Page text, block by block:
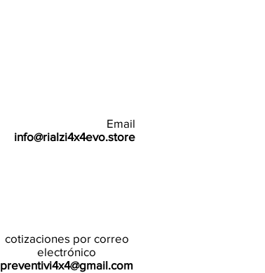
Email
info@rialzi4x4evo.store
cotizaciones por correo
electrónico
preventivi4x4@gmail.com